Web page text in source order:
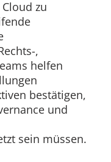
zu
,
helfen
bestätigen,
und
sein müssen.